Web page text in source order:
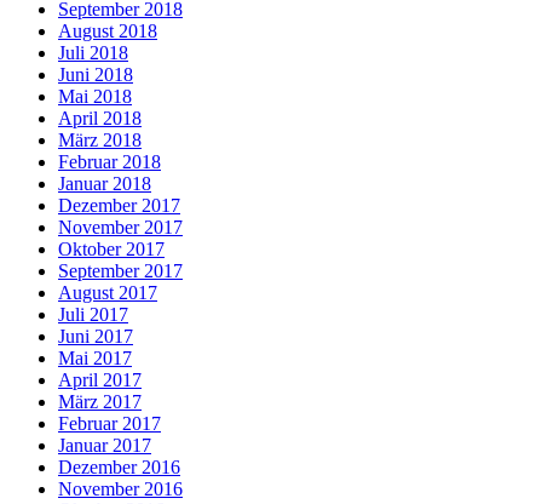
September 2018
August 2018
Juli 2018
Juni 2018
Mai 2018
April 2018
März 2018
Februar 2018
Januar 2018
Dezember 2017
November 2017
Oktober 2017
September 2017
August 2017
Juli 2017
Juni 2017
Mai 2017
April 2017
März 2017
Februar 2017
Januar 2017
Dezember 2016
November 2016